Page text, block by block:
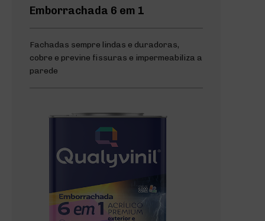
Emborrachada 6 em 1
Fachadas sempre lindas e duradoras,
cobre e previne fissuras e impermeabiliza a
parede